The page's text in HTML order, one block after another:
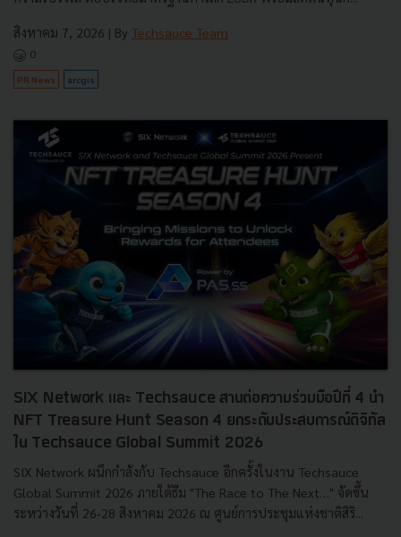
สิงหาคม 7, 2026 | By Techsauce Team
0
PR News arcgis
SIX Network และ Techsauce สานต่อความร่วมมือปีที่ 4 นำ
NFT Treasure Hunt Season 4 ยกระดับประสบการณ์ดิจิทัล
ใน Techsauce Global Summit 2026
SIX Network ผนึกกำลังกับ Techsauce อีกครั้งในงาน Techsauce
Global Summit 2026 ภายใต้ธีม "The Race to The Next…" จัดขึ้น
ระหว่างวันที่ 26-28 สิงหาคม 2026 ณ ศูนย์การประชุมแห่งชาติสิริ...